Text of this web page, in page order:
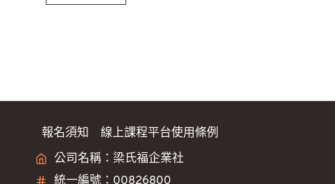
/
法
享
報名須知
線上課程平台使用條例
公司名稱：梁氏福企業社